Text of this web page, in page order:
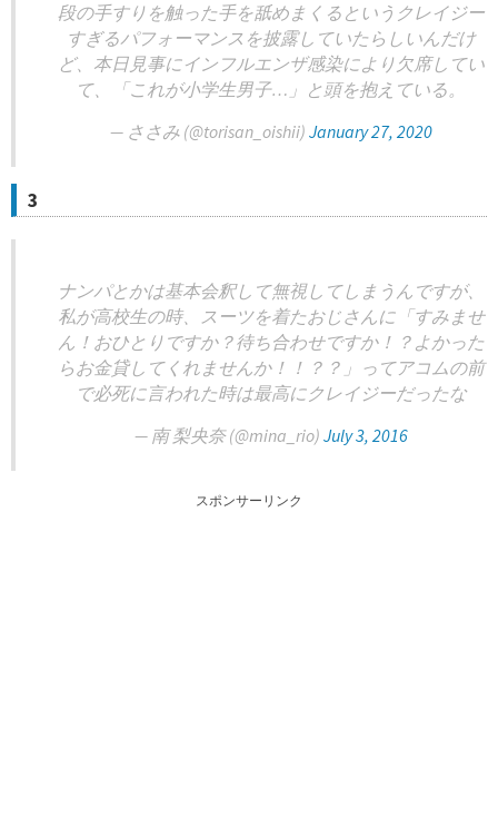
段の手すりを触った手を舐めまくるというクレイジー
すぎるパフォーマンスを披露していたらしいんだけ
ど、本日見事にインフルエンザ感染により欠席してい
て、「これが小学生男子…」と頭を抱えている。
— ささみ (@torisan_oishii) January 27, 2020
3
ナンパとかは基本会釈して無視してしまうんですが、
私が高校生の時、スーツを着たおじさんに「すみませ
ん！おひとりですか？待ち合わせですか！？よかった
らお金貸してくれませんか！！？？」ってアコムの前
で必死に言われた時は最高にクレイジーだったな
— 南 梨央奈 (@mina_rio) July 3, 2016
スポンサーリンク